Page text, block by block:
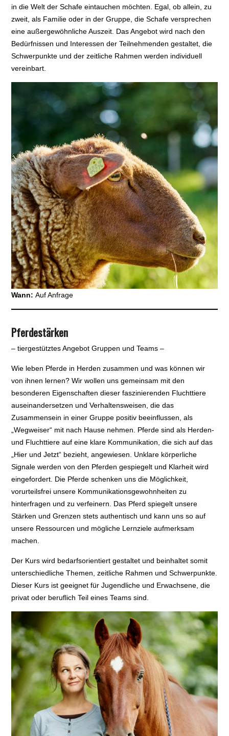
in die Welt der Schafe eintauchen möchten. Egal, ob allein, zu
zweit, als Familie oder in der Gruppe, die Schafe versprechen
eine außergewöhnliche Auszeit. Das Angebot wird nach den
Bedürfnissen und Interessen der Teilnehmenden gestaltet, die
Schwerpunkte und der zeitliche Rahmen werden individuell
vereinbart.
Wann:Auf Anfrage
Pferdestärken
– tiergestütztes Angebot Gruppen und Teams –
Wie leben Pferde in Herden zusammen und was können wir
von ihnen lernen? Wir wollen uns gemeinsam mit den
besonderen Eigenschaften dieser faszinierenden Fluchttiere
auseinandersetzen und Verhaltensweisen, die das
Zusammensein in einer Gruppe positiv beeinflussen, als
„Wegweiser“ mit nach Hause nehmen. Pferde sind als Herden-
und Fluchttiere auf eine klare Kommunikation, die sich auf das
„Hier und Jetzt“ bezieht, angewiesen. Unklare körperliche
Signale werden von den Pferden gespiegelt und Klarheit wird
eingefordert. Die Pferde schenken uns die Möglichkeit,
vorurteilsfrei unsere Kommunikationsgewohnheiten zu
hinterfragen und zu verfeinern. Das Pferd spiegelt unsere
Stärken und Grenzen stets authentisch und kann uns so auf
unsere Ressourcen und mögliche Lernziele aufmerksam
machen.
Der Kurs wird bedarfsorientiert gestaltet und beinhaltet somit
unterschiedliche Themen, zeitliche Rahmen und Schwerpunkte.
Dieser Kurs ist geeignet für Jugendliche und Erwachsene, die
privat oder beruflich Teil eines Teams sind.